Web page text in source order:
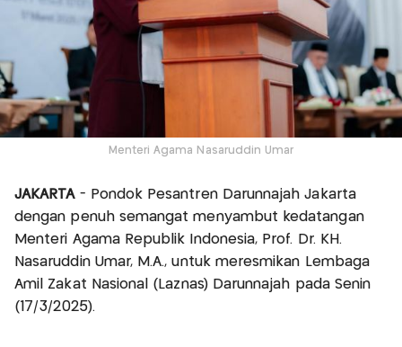
Menteri Agama Nasaruddin Umar
JAKARTA - Pondok Pesantren Darunnajah Jakarta
dengan penuh semangat menyambut kedatangan
Menteri Agama Republik Indonesia, Prof. Dr. KH.
Nasaruddin Umar, M.A., untuk meresmikan Lembaga
Amil Zakat Nasional (Laznas) Darunnajah pada Senin
(17/3/2025).